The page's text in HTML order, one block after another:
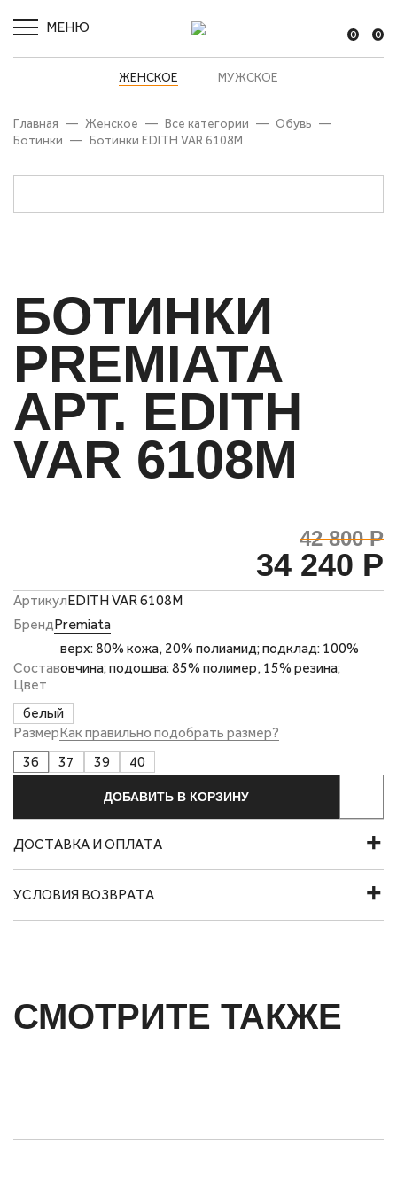
МЕНЮ 0 0
ЖЕНСКОЕ МУЖСКОЕ
Главная — Женское — Все категории — Обувь —
Ботинки — Ботинки EDITH VAR 6108M
БОТИНКИ
PREMIATA
АРТ. EDITH
VAR 6108M
42 800 Р
34 240 Р
АртикулEDITH VAR 6108M
БрендPremiata
Состав
верх: 80% кожа, 20% полиамид; подклад: 100%
овчина; подошва: 85% полимер, 15% резина;
Цвет
белый
РазмерКак правильно подобрать размер?
36
37 39 40
ДОБАВИТЬ В КОРЗИНУ
ДОСТАВКА И ОПЛАТА
УСЛОВИЯ ВОЗВРАТА
СМОТРИТЕ ТАКЖЕ